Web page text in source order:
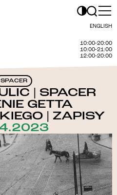
ENGLISH
10:00-20:00
10:00-21:00
12:00-20:00
SPACER
| SPACER
GETTA
| ZAPISY